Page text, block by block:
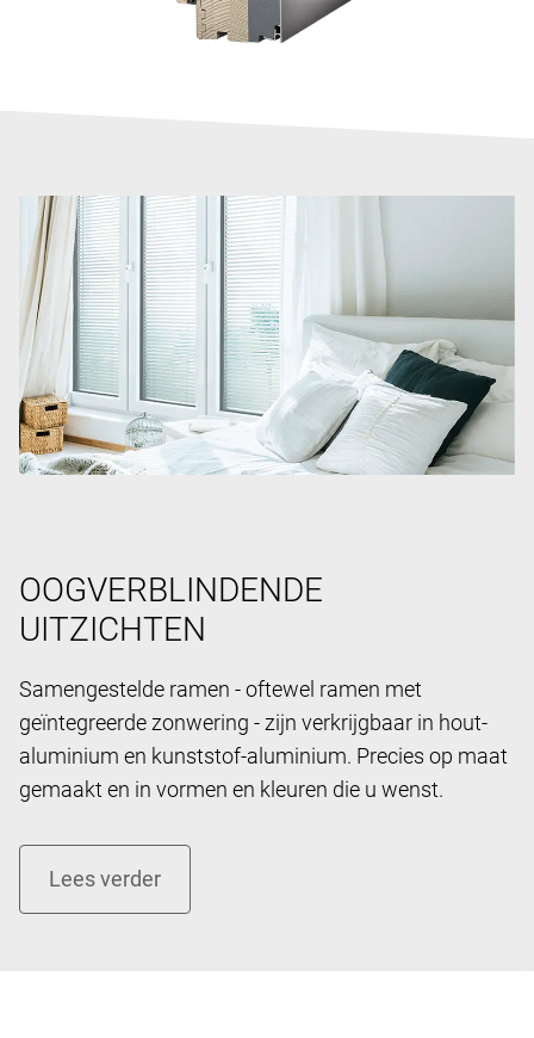
OOGVERBLINDENDE
UITZICHTEN
Samengestelde ramen - oftewel ramen met
geïntegreerde zonwering - zijn verkrijgbaar in hout-
aluminium en kunststof-aluminium. Precies op maat
gemaakt en in vormen en kleuren die u wenst.